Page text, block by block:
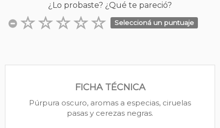
¿Lo probaste? ¿Qué te pareció?
Seleccioná un puntuaje
FICHA TÉCNICA
Púrpura oscuro, aromas a especias, ciruelas
pasas y cerezas negras.